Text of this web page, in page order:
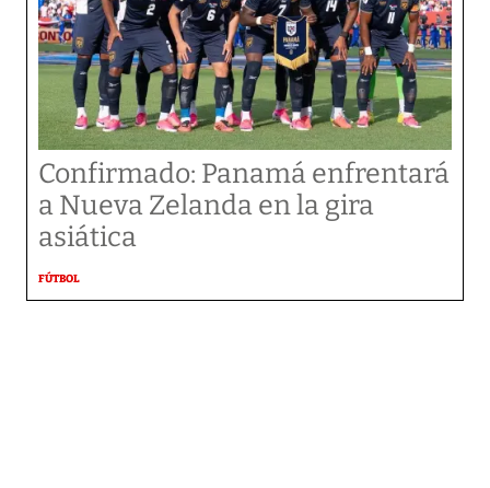
Confirmado: Panamá enfrentará
a Nueva Zelanda en la gira
asiática
FÚTBOL